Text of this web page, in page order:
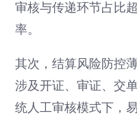
审核与传递环节占比
率。
其次，结算风险防控
涉及开证、审证、交
统人工审核模式下，